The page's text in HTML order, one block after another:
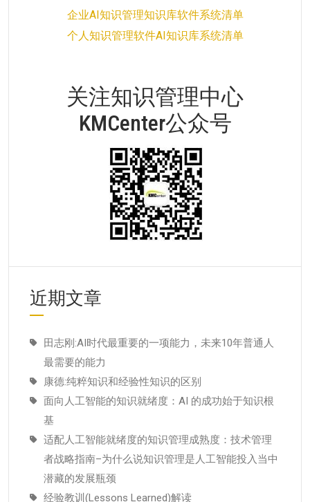
企业AI知识管理知识库软件系统清单
个人知识管理软件AI知识库系统清单
关注知识管理中心
KMCenter公众号
近期文章
田志刚:AI时代最重要的一项能力，未来10年普通人
最需要的能力
康德:纯粹知识和经验性知识的区别
面向人工智能的知识就绪度：AI 的成功始于知识根
基
适配人工智能就绪度的知识管理成熟度：技术管理
者战略指南–为什么说知识管理是人工智能投入当中
潜藏的发展瓶颈
经验教训(Lessons Learned)解读